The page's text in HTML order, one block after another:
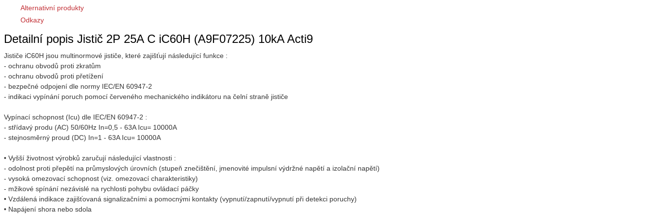
Alternativní produkty
Odkazy
Detailní popis Jistič 2P 25A C iC60H (A9F07225) 10kA Acti9
Jističe iC60H jsou multinormové jističe, které zajišťují následující funkce :
- ochranu obvodů proti zkratům
- ochranu obvodů proti přetížení
- bezpečné odpojení dle normy IEC/EN 60947-2
- indikaci vypínání poruch pomocí červeného mechanického indikátoru na čelní straně jističe
Vypínací schopnost (Icu) dle IEC/EN 60947-2 :
- střídavý produ (AC) 50/60Hz In=0,5 - 63A Icu= 10000A
- stejnosměrný proud (DC) In=1 - 63A Icu= 10000A
• Vyšší životnost výrobků zaručují následující vlastnosti :
- odolnost proti přepětí na průmyslových úrovních (stupeň znečištění, jmenovité impulsní výdržné napětí a izolační napětí)
- vysoká omezovací schopnost (viz. omezovací charakteristiky)
- mžikové spínání nezávislé na rychlosti pohybu ovládací páčky
• Vzdálená indikace zajišťovaná signalizačními a pomocnými kontakty (vypnutí/zapnutí/vypnutí při detekci poruchy)
• Napájení shora nebo sdola